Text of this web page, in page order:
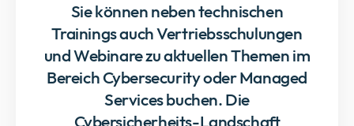
Sie können neben technischen
Trainings auch Vertriebsschulungen
und Webinare zu aktuellen Themen im
Bereich Cybersecurity oder Managed
Services buchen. Die
Cybersicherheits-Landschaft